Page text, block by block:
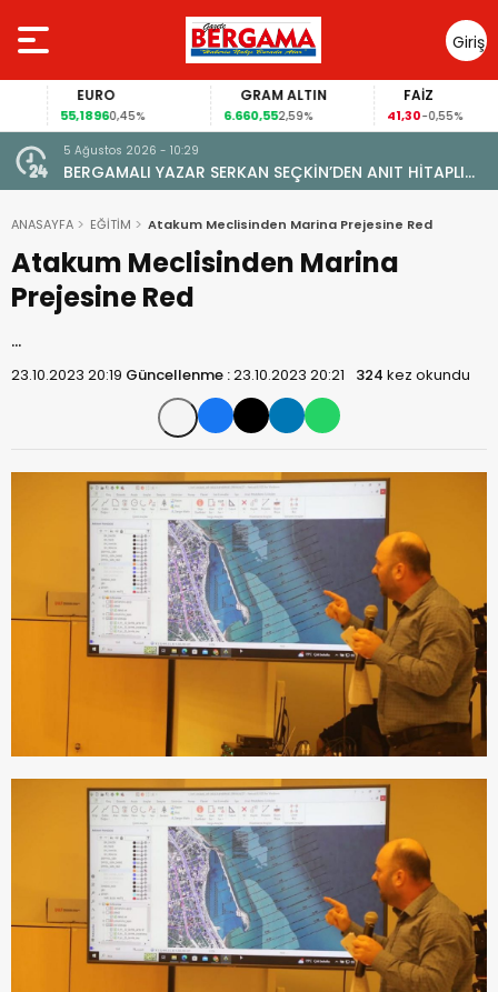
Giriş
Yap
EURO
55,18960,45%
GRAM ALTIN
6.660,552,59%
FAİZ
41,30-0,55%
5 Ağustos 2026 - 10:29
BERGAMALI YAZAR SERKAN SEÇKİN’DEN ANIT HİTAPLI
KİTAP: “PERGAMON’DAN ARTVİN’E”
ANASAYFA EĞİTİM Atakum Meclisinden Marina Prejesine Red
Atakum Meclisinden Marina
Prejesine Red
…
23.10.2023 20:19 Güncellenme :23.10.2023 20:21 324 kez okundu